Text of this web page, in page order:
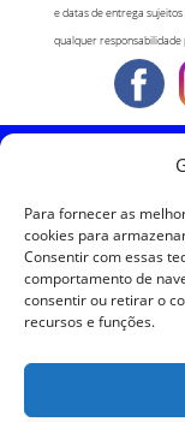
Para fornecer as
cookies para
Consentir com essas
comportamento de
consentir ou retirar o
recursos e funções.
e datas de entrega sujeitos
qualquer responsabilidade